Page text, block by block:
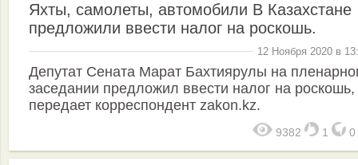
Яхты, самолеты, автомобили В Казахстане
предложили ввести налог на роскошь.
12 Ноября 2020 в
Депутат Сената Марат Бахтиярулы на
заседании предложил ввести налог на роскошь,
передает корреспондент zakon.kz.
9382 1 0